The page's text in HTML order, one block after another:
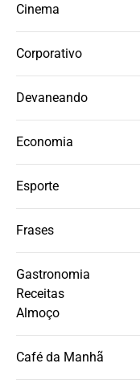
Cinema
Corporativo
Devaneando
Economia
Esporte
Frases
Gastronomia
Receitas
Almoço
Café da Manhã